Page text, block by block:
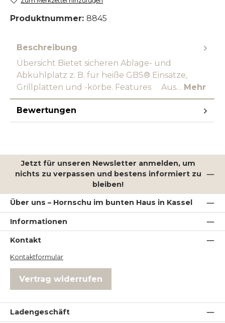
Produktnummer: 8845
Beschreibung
Übersicht Bietet sicheren Ablage- und
Abkühlplatz z. B. für heiße GBS® Einsätze,
Grillplatten und -körbe. Features Aus… Mehr
Bewertungen
Jetzt für unseren Newsletter anmelden, um
nichts zu verpassen und bestens informiert zu
bleiben!
Über uns – Hornschu im bunten Haus in Kassel
Informationen
Kontakt
Kontaktformular
Vertrag widerrufen
Ladengeschäft